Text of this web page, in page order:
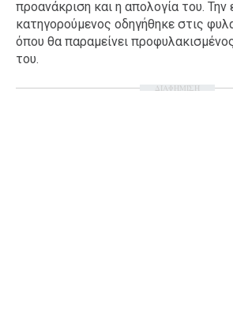
προανάκριση και η απολογία του. Την
κατηγορούμενος οδηγήθηκε στις
όπου θα παραμείνει
του.
ΔΙΑΦΗΜΙΣΗ